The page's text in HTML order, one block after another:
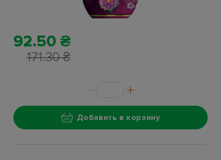
92.50 ₴
171.30 ₴
Добавить в корзину